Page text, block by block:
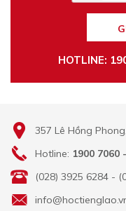
HOTLINE:
357 Lê Hồng
Hotline: 1900 7060
(028) 3925 6284 -